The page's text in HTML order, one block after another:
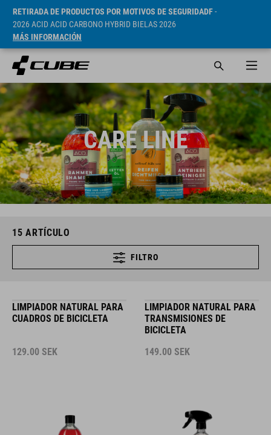
RETIRADA DE PRODUCTOS POR MOTIVOS DE SEGURIDADF-
2026 ACID ACID CARBONO HYBRID BIELAS 2026
MÁS INFORMACIÓN
CARE LINE
15 ARTÍCULO
FILTRO
LIMPIADOR NATURAL PARA
CUADROS DE BICICLETA
129.00 SEK
LIMPIADOR NATURAL PARA
TRANSMISIONES DE
BICICLETA
149.00 SEK